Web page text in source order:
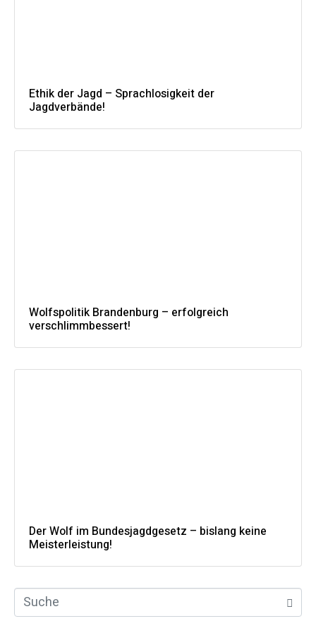
Ethik der Jagd – Sprachlosigkeit der
Jagdverbände!
Wolfspolitik Brandenburg – erfolgreich
verschlimmbessert!
Der Wolf im Bundesjagdgesetz – bislang keine
Meisterleistung!